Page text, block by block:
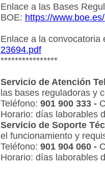
Enlace a las Bases
BOE: https://
Enlace a la
23694.pdf
****************
Servicio de Atención
las bases reguladoras y
Teléfono: 901 900 333 -
Horario: días laborables
Servicio de Soporte
el funcionamiento y
Teléfono: 901 904 060 -
Horario: días laborables